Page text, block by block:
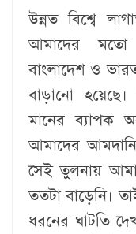
উন্নত বিশ্বে
আমাদের মতো
বাংলাদেশ ও
বাড়ানো
মানের ব্যাপক
আমাদের
সেই তুলনায়
ততটা বাড়েনি।
ধরনের ঘাটতি